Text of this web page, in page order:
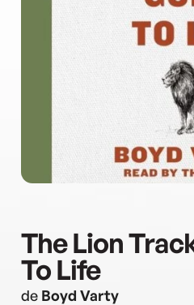
The Lion
To Life
de Boyd Varty